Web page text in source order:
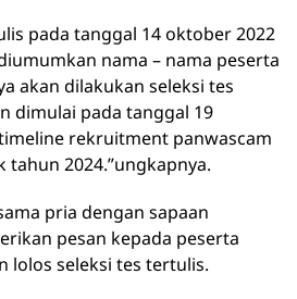
pada tanggal 14 oktober 2022
nama – nama peserta
akan dilakukan seleksi tes
dimulai pada tanggal 19
rekruitment panwascam
tahun 2024.”ungkapnya.
pria dengan sapaan
pesan kepada peserta
lolos seleksi tes tertulis.